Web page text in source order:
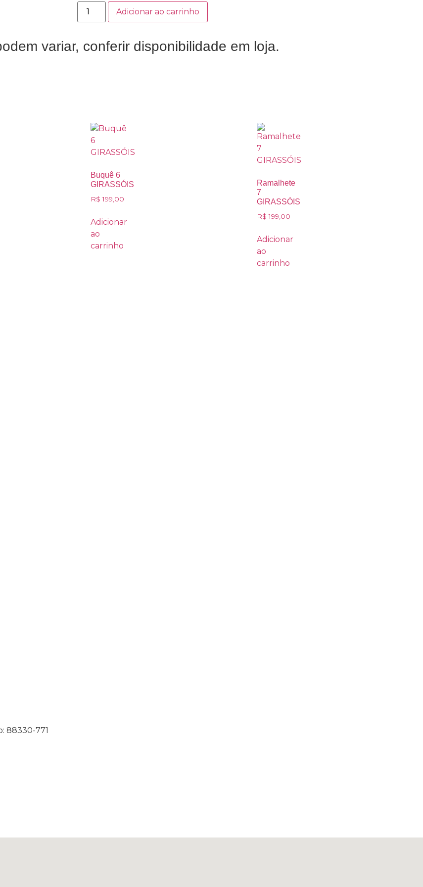
Adicionar ao carrinho
variar, conferir disponibilidade em loja.
Buquê 6
GIRASSÓIS
R$ 199,00
Adicionar
ao
carrinho
Ramalhete
7
GIRASSÓIS
R$ 199,00
Adicionar
ao
carrinho
88330-771